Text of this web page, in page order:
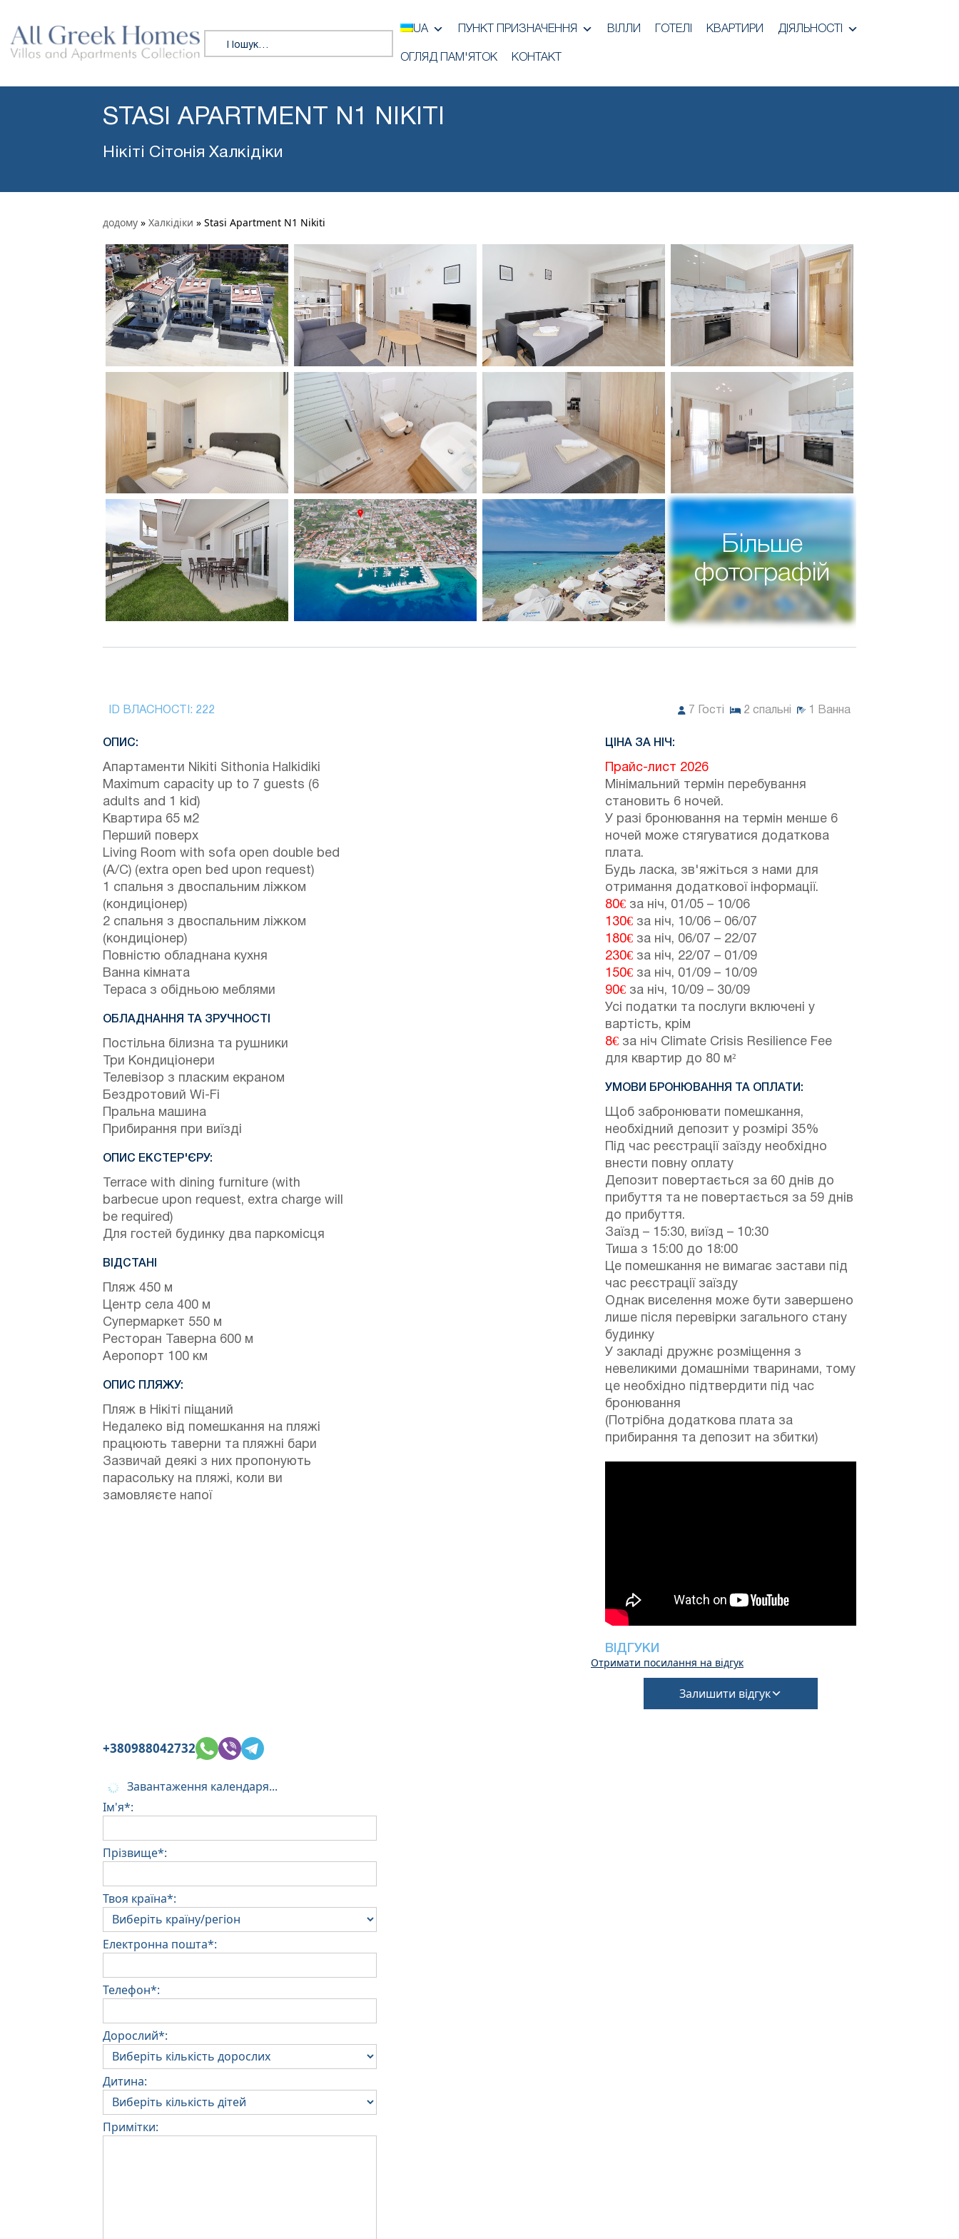
Пошук:
UA ПУНКТ ПРИЗНАЧЕННЯ ВІЛЛИ ГОТЕЛІ КВАРТИРИ ДІЯЛЬНОСТІ
ОГЛЯД ПАМ'ЯТОК КОНТАКТ
STASI APARTMENT N1 NIKITI
Нікіті Сітонія Халкідіки
додому » Халкідіки » Stasi Apartment N1 Nikiti
Більше
фотографій
ID ВЛАСНОСТІ: 222 7 Гості 2 спальні 1 Ванна
ОПИС:
Апартаменти Nikiti Sithonia Halkidiki
Maximum capacity up to 7 guests (6
adults and 1 kid)
Квартира 65 м2
Перший поверх
Living Room with sofa open double bed
(A/C) (extra open bed upon request)
1 спальня з двоспальним ліжком
(кондиціонер)
2 спальня з двоспальним ліжком
(кондиціонер)
Повністю обладнана кухня
Ванна кімната
Тераса з обідньою меблями
ОБЛАДНАННЯ ТА ЗРУЧНОСТІ
Постільна білизна та рушники
Три Кондиціонери
Телевізор з пласким екраном
Бездротовий Wi-Fi
Пральна машина
Прибирання при виїзді
ОПИС ЕКСТЕР'ЄРУ:
Terrace with dining furniture (with
barbecue upon request, extra charge will
be required)
Для гостей будинку два паркомісця
ВІДСТАНІ
Пляж 450 м
Центр села 400 м
Супермаркет 550 м
Ресторан Таверна 600 м
Аеропорт 100 км
ОПИС ПЛЯЖУ:
Пляж в Нікіті піщаний
Недалеко від помешкання на пляжі
працюють таверни та пляжні бари
Зазвичай деякі з них пропонують
парасольку на пляжі, коли ви
замовляєте напої
ЦІНА ЗА НІЧ:
Прайс-лист 2026
Мінімальний термін перебування
становить 6 ночей.
У разі бронювання на термін менше 6
ночей може стягуватися додаткова
плата.
Будь ласка, зв'яжіться з нами для
отримання додаткової інформації.
80€ за ніч, 01/05 – 10/06
130€ за ніч, 10/06 – 06/07
180€ за ніч, 06/07 – 22/07
230€ за ніч, 22/07 – 01/09
150€ за ніч, 01/09 – 10/09
90€ за ніч, 10/09 – 30/09
Усі податки та послуги включені у
вартість, крім
8€ за ніч Climate Crisis Resilience Fee
для квартир до 80 м²
УМОВИ БРОНЮВАННЯ ТА ОПЛАТИ:
Щоб забронювати помешкання,
необхідний депозит у розмірі 35%
Під час реєстрації заїзду необхідно
внести повну оплату
Депозит повертається за 60 днів до
прибуття та не повертається за 59 днів
до прибуття.
Заїзд – 15:30, виїзд – 10:30
Тиша з 15:00 до 18:00
Це помешкання не вимагає застави під
час реєстрації заїзду
Однак виселення може бути завершено
лише після перевірки загального стану
будинку
У закладі дружнє розміщення з
невеликими домашніми тваринами, тому
це необхідно підтвердити під час
бронювання
(Потрібна додаткова плата за
прибирання та депозит на збитки)
ВІДГУКИ
Отримати посилання на відгук
Залишити відгук
+380988042732
Завантаження календаря...
Ім'я*:
Прізвище*:
Твоя країна*:
Електронна пошта*:
Телефон*:
Дорослий*:
Дитина:
Примітки: